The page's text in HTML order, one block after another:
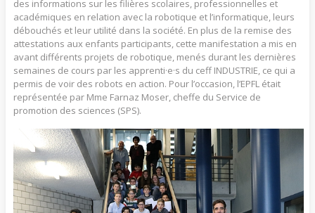
des informations sur les filières scolaires, professionnelles et
académiques en relation avec la robotique et l’informatique, leurs
débouchés et leur utilité dans la société. En plus de la remise des
attestations aux enfants participants, cette manifestation a mis en
avant différents projets de robotique, menés durant les dernières
semaines de cours par les apprenti·e·s du ceff INDUSTRIE, ce qui a
permis de voir des robots en action. Pour l’occasion, l’EPFL était
représentée par Mme Farnaz Moser, cheffe du Service de
promotion des sciences (SPS).